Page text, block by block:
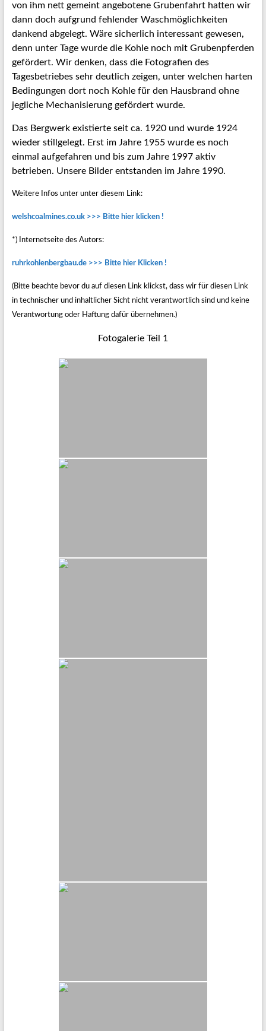
von ihm nett gemeint angebotene Grubenfahrt hatten wir
dann doch aufgrund fehlender Waschmöglichkeiten
dankend abgelegt. Wäre sicherlich interessant gewesen,
denn unter Tage wurde die Kohle noch mit Grubenpferden
gefördert. Wir denken, dass die Fotografien des
Tagesbetriebes sehr deutlich zeigen, unter welchen harten
Bedingungen dort noch Kohle für den Hausbrand ohne
jegliche Mechanisierung gefördert wurde.
Das Bergwerk existierte seit ca. 1920 und wurde 1924
wieder stillgelegt. Erst im Jahre 1955 wurde es noch
einmal aufgefahren und bis zum Jahre 1997 aktiv
betrieben. Unsere Bilder entstanden im Jahre 1990.
Weitere Infos unter unter diesem Link:
welshcoalmines.co.uk >>> Bitte hier klicken !
*) Internetseite des Autors:
ruhrkohlenbergbau.de >>> Bitte hier Klicken !
(Bitte beachte bevor du auf diesen Link klickst, dass wir für diesen Link
in technischer und inhaltlicher Sicht nicht verantwortlich sind und keine
Verantwortung oder Haftung dafür übernehmen.)
Fotogalerie Teil 1